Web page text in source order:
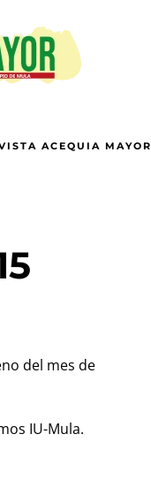
ACEQUIA MAYOR
del mes de
IU-Mula.